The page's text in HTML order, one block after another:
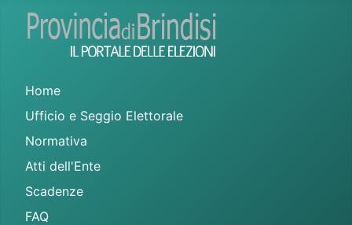
Home
Ufficio e Seggio Elettorale
Normativa
Atti dell'Ente
Scadenze
FAQ